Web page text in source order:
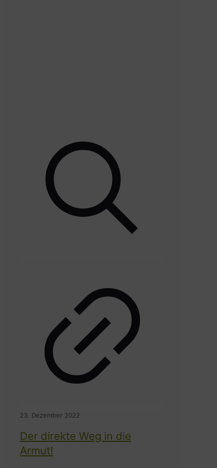
23. Dezember 2022
Der direkte Weg in die
Armut!